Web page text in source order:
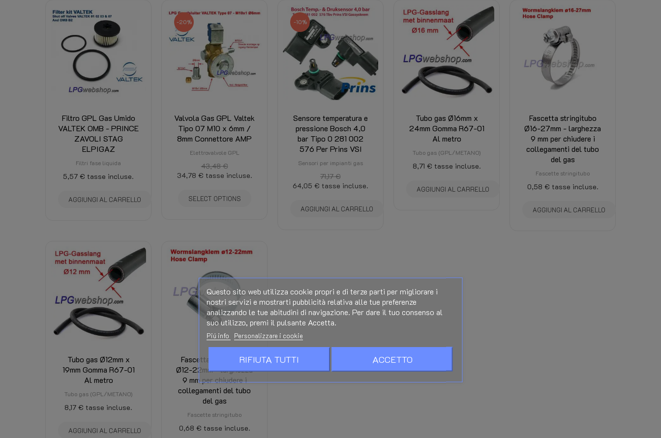
Diritto di ritiro:
Aprendo la confezione trasparente decade il diritto di reso.
Quando si collega il prodotto (elettrico, gas o refrigerante), il diritto di reso dec
Downloads: Manuali e documentazione: vedi la scheda Allegati in questa pagina.
Prodotti associati: Vedi in fondo a questa pagina
Spese di spedizione:
Viene calcolato alla cassa ed è lì visibile. (Dipende dal peso totale, dalla desti
nazione e dagli sconti.)
Applicazione: PRINS VSI-3 eVP Type 2
Filtro GPL Gas Umido
VALTEK OMB - PRINCE
ZAVOLI STAG
ELPIGAZ
Filtri fase liquida
5,57 € tasse incluse.
AGGIUNGI AL CARRELLO
-20%
Valvola Gas GPL Valtek
Tipo 07 M10 x 6mm /
8mm Connettore AMP
Elettrovalvole GPL
43,48 €
34,78 € tasse incluse.
SELECT OPTIONS
-10%
Sensore temperatura e
pressione Bosch 4,0
bar Tipo 0 281 002
576 Per Prins VSI
Sensori per impianti gas
71,17 €
64,05 € tasse incluse.
AGGIUNGI AL CARRELLO
Tubo gas Ø16mm x
24mm Gomma R67-01
Al metro
Tubo gas (GPL/METANO)
8,71 € tasse incluse.
AGGIUNGI AL CARRELLO
Fascetta stringitubo
Ø16-27mm - larghezza
9 mm per chiudere i
collegamenti del tubo
del gas
Fascette stringitubo
0,58 € tasse incluse.
AGGIUNGI AL CARRELLO
Tubo gas Ø12mm x
19mm Gomma R67-01
Al metro
Tubo gas (GPL/METANO)
8,17 € tasse incluse.
AGGIUNGI AL CARRELLO
Fascetta stringitubo
Ø12-22mm - larghezza
9 mm per chiudere i
collegamenti del tubo
del gas
Fascette stringitubo
0,68 € tasse incluse.
Questo sito web utilizza cookie propri e di terze parti per migliorare i
nostri servizi e mostrarti pubblicità relativa alle tue preferenze
analizzando le tue abitudini di navigazione. Per dare il tuo consenso al
suo utilizzo, premi il pulsante Accetta.
Piú info Personalizzare i cookie
RIFIUTA TUTTI ACCETTO